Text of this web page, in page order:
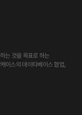
는 것을 목표로 하는
이스의 데이타베이스 협업,